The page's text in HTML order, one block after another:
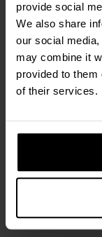
provide social
We also share
our social
may combine it
provided to them
of their services.
de
kostte ons
nuttiger
van de
genereren
kunnen we
duidelijke
snel